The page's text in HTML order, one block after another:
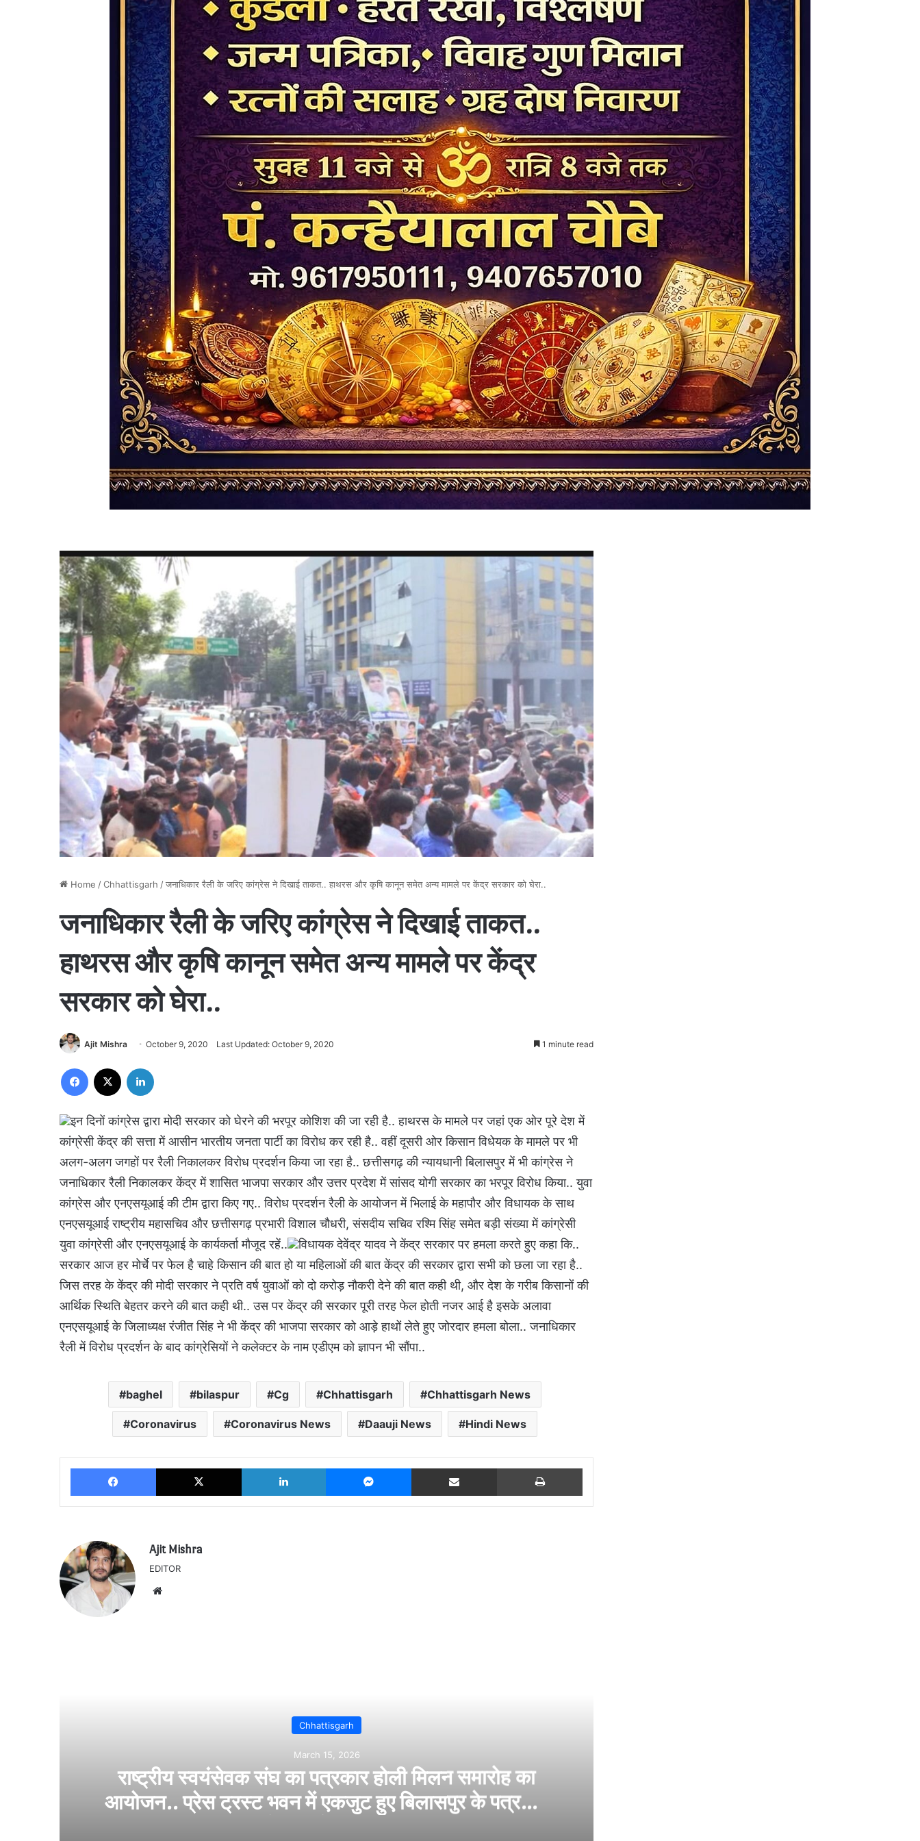
Home /Chhattisgarh /जनाधिकार रैली के जरिए कांग्रेस ने दिखाई ताकत.. हाथरस और कृषि कानून समेत अन्य मामले पर केंद्र सरकार को घेरा..
जनाधिकार रैली के जरिए कांग्रेस ने दिखाई ताकत..
हाथरस और कृषि कानून समेत अन्य मामले पर केंद्र
सरकार को घेरा..
Ajit Mishra October 9, 2020 Last Updated: October 9, 2020 1 minute read
Facebook
इन दिनों कांग्रेस द्वारा मोदी सरकार को घेरने की भरपूर कोशिश की जा रही है.. हाथरस के मामले पर जहां एक ओर पूरे देश में
कांग्रेसी केंद्र की सत्ता में आसीन भारतीय जनता पार्टी का विरोध कर रही है.. वहीं दूसरी ओर किसान विधेयक के मामले पर भी
अलग-अलग जगहों पर रैली निकालकर विरोध प्रदर्शन किया जा रहा है.. छत्तीसगढ़ की न्यायधानी बिलासपुर में भी कांग्रेस ने
जनाधिकार रैली निकालकर केंद्र में शासित भाजपा सरकार और उत्तर प्रदेश में सांसद योगी सरकार का भरपूर विरोध किया.. युवा
कांग्रेस और एनएसयूआई की टीम द्वारा किए गए.. विरोध प्रदर्शन रैली के आयोजन में भिलाई के महापौर और विधायक के साथ
एनएसयूआई राष्ट्रीय महासचिव और छत्तीसगढ़ प्रभारी विशाल चौधरी, संसदीय सचिव रश्मि सिंह समेत बड़ी संख्या में कांग्रेसी
युवा कांग्रेसी और एनएसयूआई के कार्यकर्ता मौजूद रहें..
विधायक देवेंद्र यादव ने केंद्र सरकार पर हमला करते हुए कहा कि..
सरकार आज हर मोर्चे पर फेल है चाहे किसान की बात हो या महिलाओं की बात केंद्र की सरकार द्वारा सभी को छला जा रहा है..
जिस तरह के केंद्र की मोदी सरकार ने प्रति वर्ष युवाओं को दो करोड़ नौकरी देने की बात कही थी, और देश के गरीब किसानों की
आर्थिक स्थिति बेहतर करने की बात कही थी.. उस पर केंद्र की सरकार पूरी तरह फेल होती नजर आई है इसके अलावा
एनएसयूआई के जिलाध्यक्ष रंजीत सिंह ने भी केंद्र की भाजपा सरकार को आड़े हाथों लेते हुए जोरदार हमला बोला.. जनाधिकार
रैली में विरोध प्रदर्शन के बाद कांग्रेसियों ने कलेक्टर के नाम एडीएम को ज्ञापन भी सौंपा..
baghel bilaspur Cg Chhattisgarh Chhattisgarh News
Coronavirus Coronavirus News Daauji News Hindi News
Facebook X LinkedIn Messenger Share via Email Print
Ajit Mishra
EDITOR
सकरी थाना क्षेत्र में हत्या…सिर मे वारकर युवक की हत्या….पुलिस
कर रही जांच…